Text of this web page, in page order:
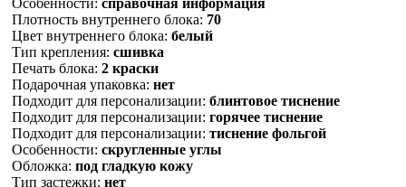
Особенности: справочная информация
Плотность внутреннего блока: 70
Цвет внутреннего блока: белый
Тип крепления: сшивка
Печать блока: 2 краски
Подарочная упаковка: нет
Подходит для персонализации: блинтовое тиснение
Подходит для персонализации: горячее тиснение
Подходит для персонализации: тиснение фольгой
Особенности: скругленные углы
Обложка: под гладкую кожу
Тип застежки: нет